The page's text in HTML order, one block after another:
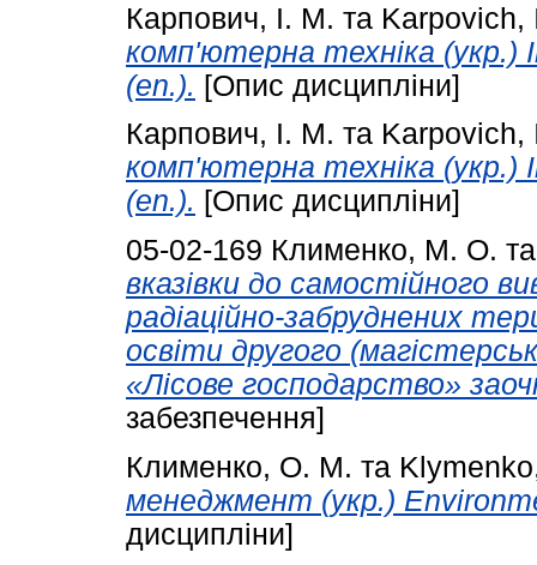
Карпович, І. М. та Karpovich,
комп'ютерна техніка (укр.)
(en.). [Опис дисципліни]
Карпович, І. М. та Karpovich,
комп'ютерна техніка (укр.)
(en.). [Опис дисципліни]
05-02-169 Клименко, М. О.
вказівки до самостійного
радіаційно-забруднених
освіти другого
«Лісове господарство»
забезпечення]
Клименко, О. М. та
менеджмент (укр.)
дисципліни]